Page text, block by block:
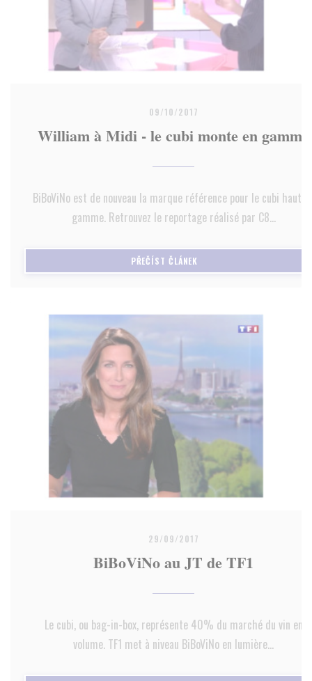
09/10/2017
William à Midi - le cubi monte en gamme
BiBoViNo est de nouveau la marque référence pour le cubi haut
gamme. Retrouvez le reportage réalisé par C8...
PŘEČÍST ČLÁNEK
29/09/2017
BiBoViNo au JT de TF1
Le cubi, ou bag-in-box, représente 40% du marché du vin en
volume. TF1 met à niveau BiBoViNo en lumière...